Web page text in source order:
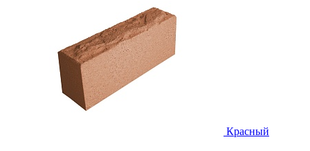
Красный